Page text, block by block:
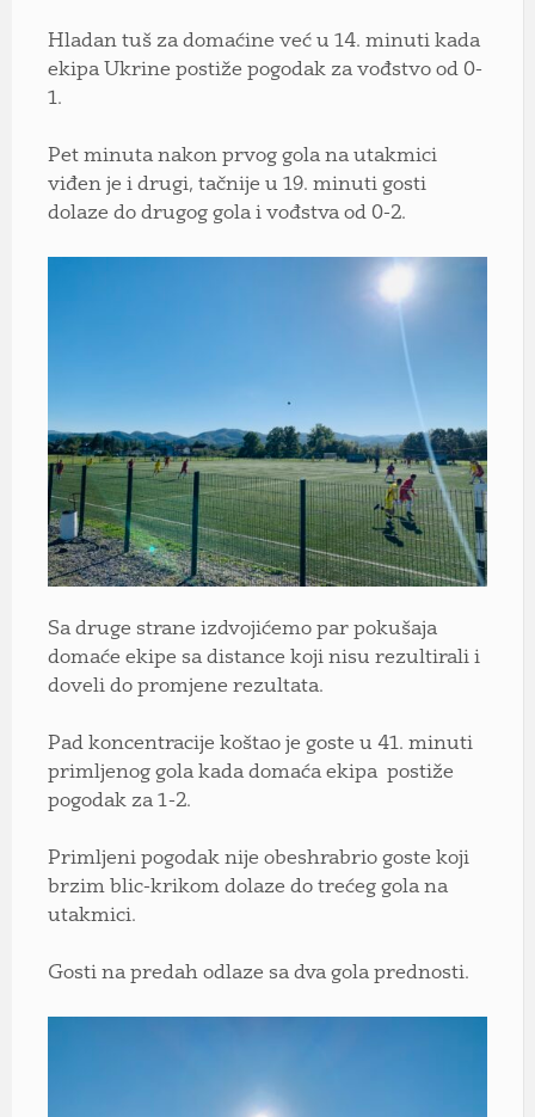
Hladan tuš za domaćine već u 14. minuti kada
ekipa Ukrine postiže pogodak za vođstvo od 0-
1.
Pet minuta nakon prvog gola na utakmici
viđen je i drugi, tačnije u 19. minuti gosti
dolaze do drugog gola i vođstva od 0-2.
Sa druge strane izdvojićemo par pokušaja
domaće ekipe sa distance koji nisu rezultirali i
doveli do promjene rezultata.
Pad koncentracije koštao je goste u 41. minuti
primljenog gola kada domaća ekipa postiže
pogodak za 1-2.
Primljeni pogodak nije obeshrabrio goste koji
brzim blic-krikom dolaze do trećeg gola na
utakmici.
Gosti na predah odlaze sa dva gola prednosti.